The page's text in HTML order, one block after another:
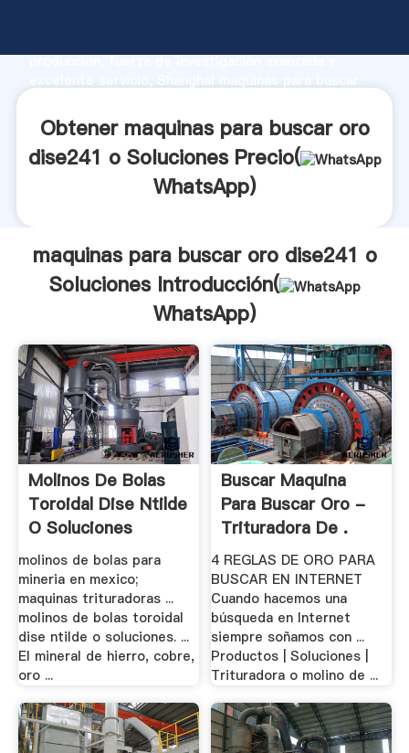
producción, fuerza de investigación avanzada y
aporta valores a todos los clientes.
Obtener maquinas para buscar oro
dise241 o Soluciones Precio(
WhatsApp)
maquinas para buscar oro dise241 o
Soluciones Introducción(
WhatsApp)
Molinos De Bolas
Toroidal Dise Ntilde
O Soluciones
molinos de bolas para
mineria en mexico;
maquinas trituradoras ...
molinos de bolas toroidal
dise ntilde o soluciones. ...
El mineral de hierro, cobre,
oro ...
Buscar Maquina
Para Buscar Oro -
Trituradora De .
4 REGLAS DE ORO PARA
BUSCAR EN INTERNET
Cuando hacemos una
búsqueda en Internet
siempre soñamos con ...
Productos | Soluciones |
Trituradora o molino de ...